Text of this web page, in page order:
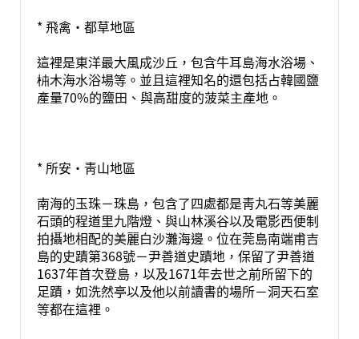
* 飛禽·都草地區
這裡是東洋最大風成沙丘，包含牛耳島海水浴場、
枾木海水浴場等。並且這裡知名的還包括占韓國鹽
產量70%的鹽田、與高甜度的菠菜主產地。
* 所安·靑山地區
南海的玉珠－珠島，包含了四處都是靑丸石等美麗
石頭的程道里九階燈、與山林溪谷以及電影西便制
拍攝地相配的美麗白沙灘海邊。位在莞島南端甫吉
島的史蹟第368號－尹善道史蹟地，保留了尹善道
1637年首次登島，以及1671年去世之前所留下的
足蹟，如洗然亭以及他以前讀書的場所－洞天石室
等都在這裡。